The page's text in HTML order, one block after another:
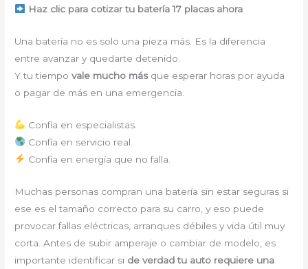
Haz clic para cotizar tu batería 17 placas ahora
Una batería no es solo una pieza más. Es la diferencia
entre avanzar y quedarte detenido.
Y tu tiempovale mucho másque esperar horas por ayuda
o pagar de más en una emergencia.
Confía en especialistas.
Confía en servicio real.
Confía en energía que no falla.
Muchas personas compran una batería sin estar seguras si
ese es el tamaño correcto para su carro, y eso puede
provocar fallas eléctricas, arranques débiles y vida útil muy
corta. Antes de subir amperaje o cambiar de modelo, es
importante identificar si de verdad tu auto requiere una